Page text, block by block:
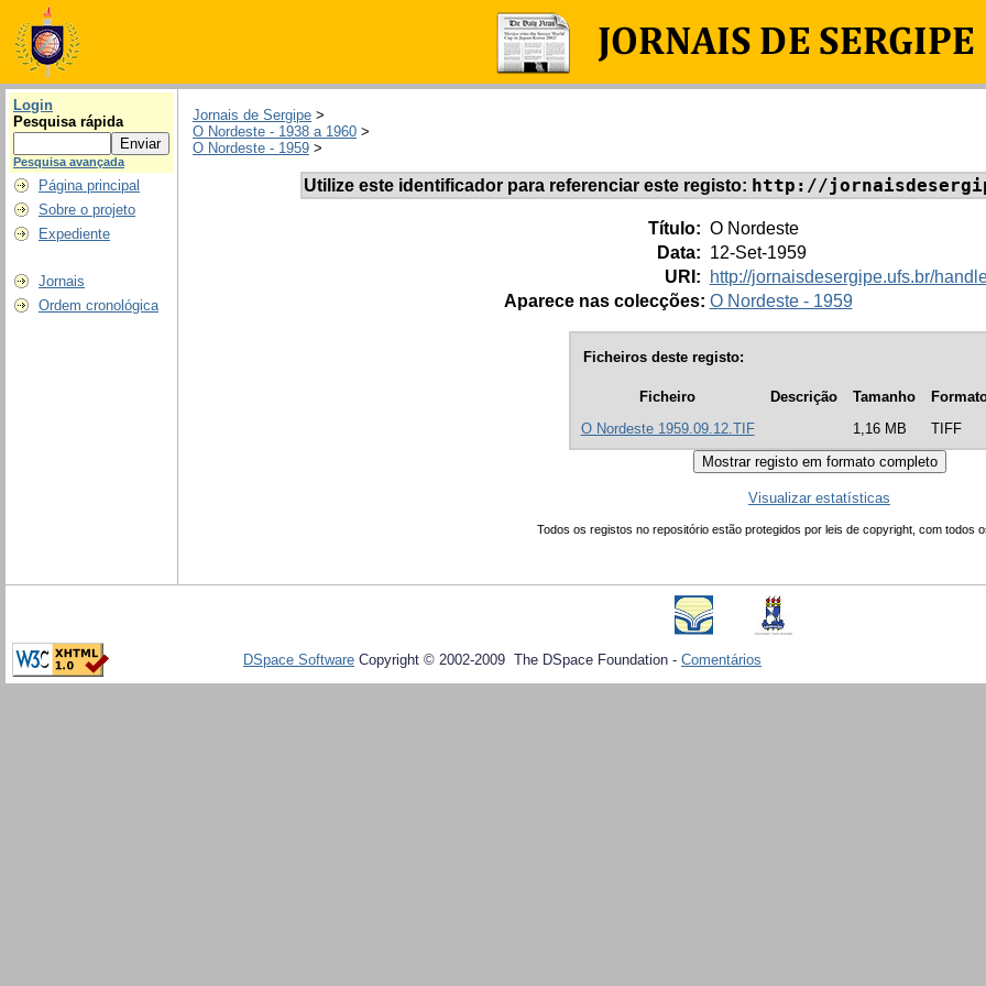
Login
Pesquisa rápida
Pesquisa avançada
Página principal
Sobre o projeto
Expediente
Jornais
Ordem cronológica
Jornais de Sergipe >
O Nordeste - 1938 a 1960 >
O Nordeste - 1959 >
Utilize este identificador para referenciar este registo: http://
Título: O Nordeste
Data: 12-Set-1959
URI:
http://jornaisdesergipe.ufs.br/
Aparece nas colecções: O Nordeste - 1959
Ficheiros deste registo:
Ficheiro Descrição Tamanho
O Nordeste 1959.09.12.TIF
1,16 MB TIFF
Visualizar estatísticas
Todos os registos no repositório estão protegidos por leis de copyright, com todos
DSpace Software Copyright © 2002-2009 The DSpace Foundation - Comentários